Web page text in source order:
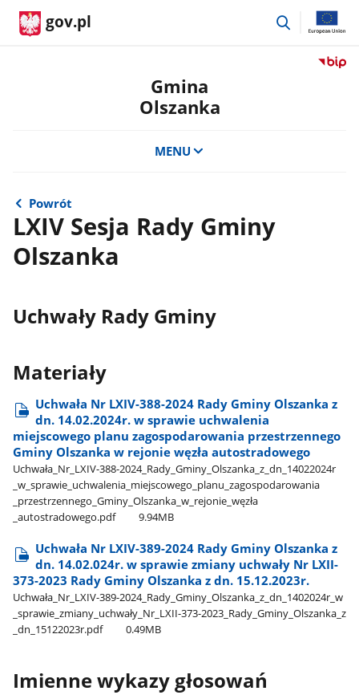
gov.pl
przejdź
Przejdź
Gmina
Olszanka
MENU
Powrót
LXIV Sesja Rady Gminy
Olszanka
Uchwały Rady Gminy
Materiały
Uchwała Nr LXIV-388-2024 Rady Gminy Olszanka z
dn. 14.02.2024r. w sprawie uchwalenia
miejscowego planu zagospodarowania przestrzennego
Gminy Olszanka w rejonie węzła autostradowego
Uchwała​_Nr​_LXIV-388-2024​_Rady​_Gminy​_Olszanka​_z​_dn​_14022024r​
_w​_sprawie​_uchwalenia​_miejscowego​_planu​_zagospodarowania​
_przestrzennego​_Gminy​_Olszanka​_w​_rejonie​_węzła​
_autostradowego.pdf
9.94MB
Uchwała Nr LXIV-389-2024 Rady Gminy Olszanka z
dn. 14.02.024r. w sprawie zmiany uchwały Nr LXII-
373-2023 Rady Gminy Olszanka z dn. 15.12.2023r.
Uchwała​_Nr​_LXIV-389-2024​_Rady​_Gminy​_Olszanka​_z​_dn​_1402024r​_w​
_sprawie​_zmiany​_uchwały​_Nr​_LXII-373-2023​_Rady​_Gminy​_Olszanka​_z​
_dn​_15122023r.pdf
0.49MB
Imienne wykazy głosowań